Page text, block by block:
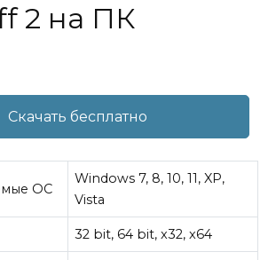
2 на ПК
Скачать бесплатно
ОС
Windows 7, 8, 10, 11, XP,
Vista
32 bit, 64 bit, x32, x64